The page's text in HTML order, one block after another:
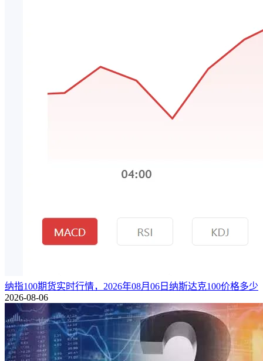
纳指100期货实时行情，2026年08月06日纳斯达克100价格多少
2026-08-06